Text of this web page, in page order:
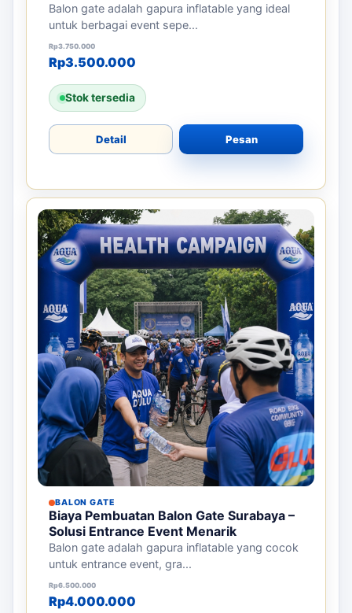
Balon gate adalah gapura inflatable yang ideal
untuk berbagai event sepe...
Rp3.750.000
Harga aslinya adalah: Rp3.750.000.
Rp3.500.000
Harga saat ini adalah: Rp3.500.000.
Stok tersedia
Detail Pesan
BALON GATE
Biaya Pembuatan Balon Gate Surabaya –
Solusi Entrance Event Menarik
Balon gate adalah gapura inflatable yang cocok
untuk entrance event, gra...
Rp6.500.000
Harga aslinya adalah: Rp6.500.000.
Rp4.000.000
Harga saat ini adalah: Rp4.000.000.